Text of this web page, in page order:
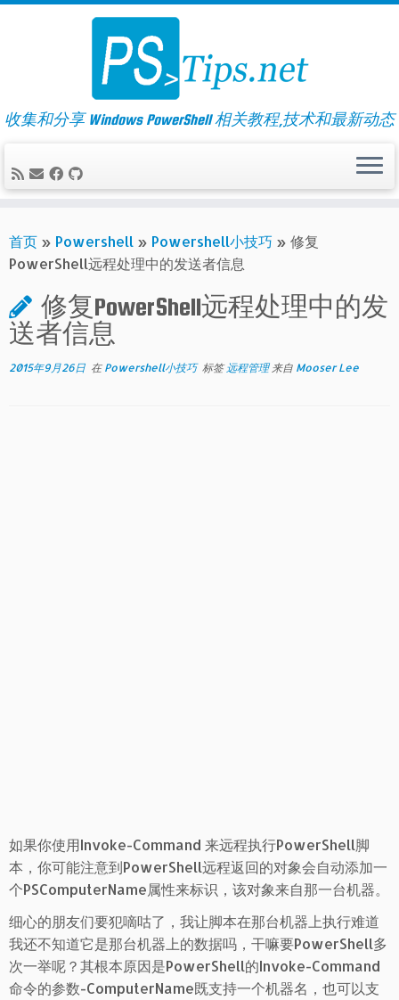
Skip
收集和分享 Windows PowerShell 相关教程,技术和最新动态
首页 » Powershell » Powershell小技巧 » 修复
PowerShell远程处理中的发送者信息
修复PowerShell远程处理中的发
送者信息
2015年9月26日 在 Powershell小技巧 标签远程管理 来自 Mooser Lee
如果你使用Invoke-Command 来远程执行PowerShell脚
本，你可能注意到PowerShell远程返回的对象会自动添加一
个PSComputerName属性来标识，该对象来自那一台机器。
细心的朋友们要犯嘀咕了，我让脚本在那台机器上执行难道
我还不知道它是那台机器上的数据吗，干嘛要PowerShell多
次一举呢？其根本原因是PowerShell的Invoke-Command
命令的参数-ComputerName既支持一个机器名，也可以支